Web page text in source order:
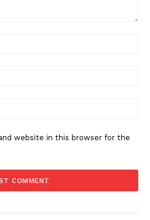
website in this browser for the